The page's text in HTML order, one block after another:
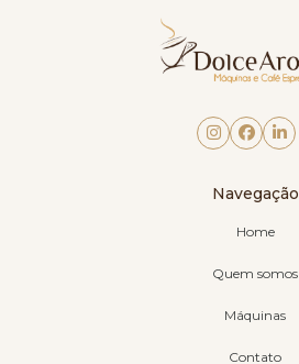
Navegação
Home
Quem somos
Máquinas
Contato